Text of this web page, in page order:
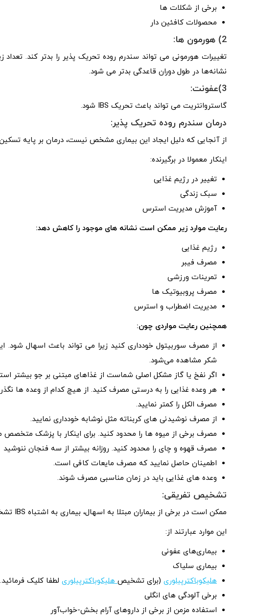
برخی از شکلات ها
محصولات کافئین دار
2) هورمون ها:
نشانه‌ها در طول دوران قاعدگی بدتر می شود.
3)عفونت:
گاستروانتریت می تواند باعث تحریک IBS شود.
درمان سندرم روده تحریک پذیر:
از آنجایی که دلیل ایجاد این بیماری مشخص نیست، درمان بر پایه
اینکار معمولا در برگیرنده:
تغییر در رژیم غذایی
سبک زندگی
آموزش مدیریت استرس
رعایت موارد زیر ممکن است نشانه های موجود را کاهش دهد:
رژیم غذایی
مصرف فیبر
تمرینات ورزشی
مصرف پروبیوتیک ها
مدیریت اضطراب و استرس
همچنین رعایت مواردی چون:
از مصرف سوربیتول خودداری کنید زیرا می تواند باعث اسهال
شکر مشاهده می‌شود.
اگر نفخ یا گاز مشکل اصلی شماست از غذاهای مبتنی بر جو بیشتر
هر وعده غذایی را به درستی مصرف کنید. از هیچ کدام از وعده‌ ها
مصرف الکل را کمتر نمایید.
از مصرف نوشیدنی های کربناته مثل نوشابه خودداری نمایید.
مصرف برخی از میوه ها را محدود کنید. برای اینکار با پزشک متخصص
مصرف قهوه و چای را محدود کنید. روزانه بیشتر از سه فنجان ننوشید
اطمینان حاصل نمایید که مصرف مایعات کافی است.
وعده های غذایی باید در زمان مناسبی مصرف شوند.
تشخیص تفریقی:
ممکن است در برخی از بیماران مبتلا به اسهال، بیماری به اشتباه IBS تشخیص داده میشود.
این موارد عبارتند از:
بیماری‌های عفونی
بیماری سلیاک
هلیکوباکترپیلوری (برای تشخیصهلیکوباکترپیلوری لطفا کلیک
برخی آلودگی های انگلی
استفاده مزمن از برخی از داروهای آرام بخش-خواب‌آور